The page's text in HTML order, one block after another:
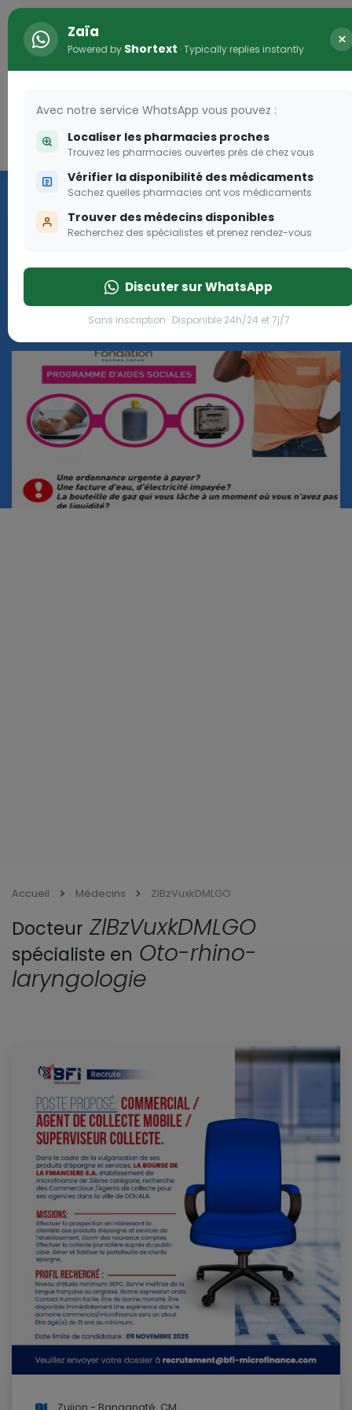
Connexion
Les aides sociales Pharma
Dream
pique!
Accueil Médecins ZlBzVuxkDMLGO
Docteur ZlBzVuxkDMLGO
spécialiste en Oto-rhino-
laryngologie
Zaïa
Powered by Shortext · Typically replies instantly ×
Avec notre service WhatsApp vous pouvez :
Localiser les pharmacies proches
Trouvez les pharmacies ouvertes près de chez vous
Vérifier la disponibilité des médicaments
Sachez quelles pharmacies ont vos médicaments
Trouver des médecins disponibles
Recherchez des spécialistes et prenez rendez-vous
Discuter sur WhatsApp
Sans inscription · Disponible 24h/24 et 7j/7